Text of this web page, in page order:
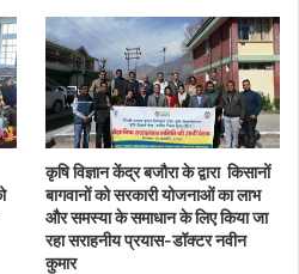
कृषि विज्ञान केंद्र बजौरा के द्वारा किसानों
बागवानों को सरकारी योजनाओं का लाभ
और समस्या के समाधान के लिए किया जा
रहा सराहनीय प्रयास-डॉक्टर नवीन
कुमार